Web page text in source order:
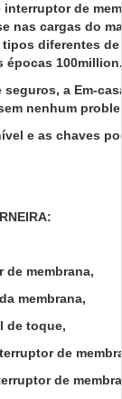
de
nas cargas do
diferentes
épocas 100million.
a Em-
nenhum
e as chaves
de membrana,
membrana,
de toque,
de
de